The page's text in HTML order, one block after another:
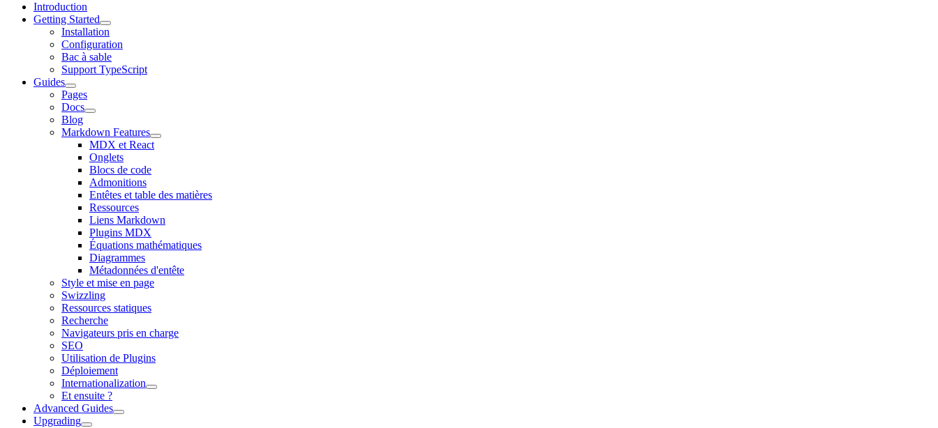
Introduction
Getting Started
Installation
Configuration
Bac à sable
Support TypeScript
Guides
Pages
Docs
Blog
Markdown Features
MDX et React
Onglets
Blocs de code
Admonitions
Entêtes et table des matières
Ressources
Liens Markdown
Plugins MDX
Équations mathématiques
Diagrammes
Métadonnées d'entête
Style et mise en page
Swizzling
Ressources statiques
Recherche
Navigateurs pris en charge
SEO
Utilisation de Plugins
Déploiement
Internationalization
Et ensuite ?
Advanced Guides
Upgrading